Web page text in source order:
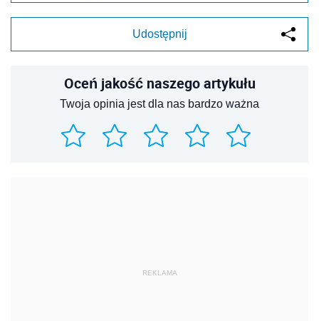
Udostępnij
Oceń jakość naszego artykułu
Twoja opinia jest dla nas bardzo ważna
REKLAMA